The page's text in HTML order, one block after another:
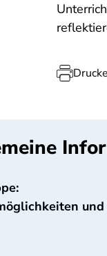
und